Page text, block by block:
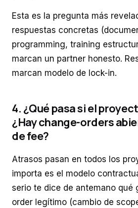
Esta es la pregunta más
respuestas concretas
programming, training
marcan un partner honesto.
marcan modelo de lock-in.
4. ¿Qué pasa si el
¿Hay change-orders
de fee?
Atrasos pasan en todos los
importa es el modelo
serio te dice de antemano qué
order legítimo (cambio de